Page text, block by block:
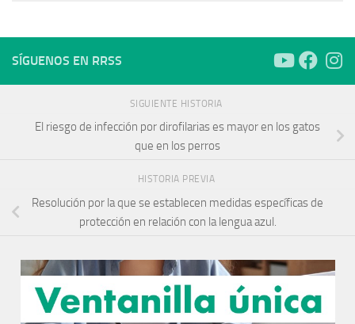
SÍGUENOS EN RRSS
SIGUIENTE HISTORIA
El riesgo de infección por dirofilarias es mayor en los gatos
que en los perros
HISTORIA PREVIA
Resolución por la que se establecen medidas específicas de
protección en relación con la lengua azul.